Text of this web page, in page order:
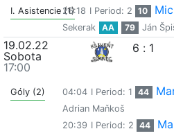
I. Asistencie (1)26:18 I Period: 2 10
Sekerak
AA 79 Ján
19.02.22
Sobota
17:00
6 : 1
Góly (2) 04:04 I Period: 1 44
Adrian Maňkoš
20:39 I Period: 2 44